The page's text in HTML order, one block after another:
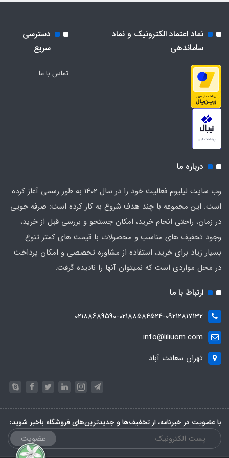
برای شرایط فعلی تکنولوژی مورد نیاز و کاربردهای متنوع با
هدف بهبود ابزارهای کاربردی می باشد.
نماد اعتماد الکترونیک و نماد
ساماندهی
دسترسی
سریع
تماس با ما
درباره ما
وب سایت لیلیوم فعالیت خود را در سال 1402 به طور رسمی آغاز کرده
است. این مجموعه با چند هدف شروع به کار کرده است: صرفه جویی
در زمان، راحتی انجام خرید، امکان جستجو و بررسی قبل از خرید،
وجود تخفیف های مناسب و محصولات با قیمت های کمتر تنوع
بسیار زیاد برای خرید، استفاده از مشاوره تخصصی و امکان پرداخت
در محل مواردی است که نمیتوان آنها را نادیده گرفت.
ارتباط با ما
02188689590-02188584524-09212817132
info@liliuom.com
تهران سعادت آباد
با عضویت در خبرنامه، از تخفیف‌ها و جدیدترین‌های فروشگاه باخبر شوید:
عضویت